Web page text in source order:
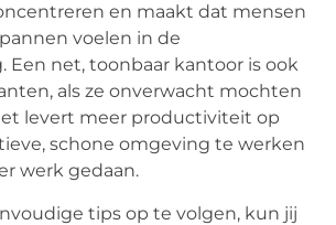
en maakt dat mensen
voelen in de
Een net, toonbaar kantoor is ook
als ze onverwacht mochten
levert meer productiviteit op
schone omgeving te werken
werk gedaan.
tips op te volgen, kun jij